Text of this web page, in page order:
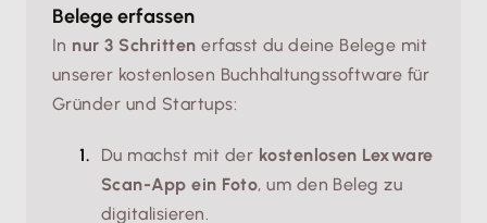
Belege erfassen
In nur 3 Schritten erfasst du deine Belege mit
unserer kostenlosen Buchhaltungssoftware für
Gründer und Startups:
Du machst mit der kostenlosen Lexware
Scan-App ein Foto, um den Beleg zu
digitalisieren.